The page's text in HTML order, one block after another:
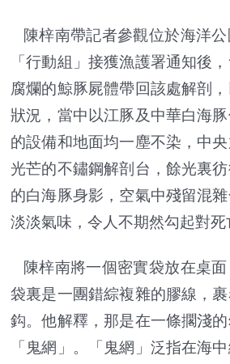
陳梓南帶記者參觀位於海洋
「行動組」接獲漁護署通知後
腐爛的鯨豚屍體帶回該處解剖
狀況，當中以江豚及中華白海
的設備和地面均一塵不染，中
光芒的不鏽鋼解剖台，餘光裏
的白海豚身影，空氣中殘留混
淡淡氣味，令人不期然勾起對死
陳梓南將一個密實袋放在桌面
袋裏是一團錯綜複雜的膠線，
鈎。他解釋，那是在一條擱淺
「鬼網」。「鬼網」泛指在海